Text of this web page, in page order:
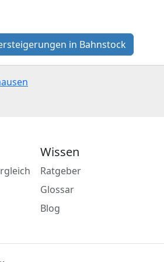
in Bahnstock
Wissen
Ratgeber
Glossar
Blog